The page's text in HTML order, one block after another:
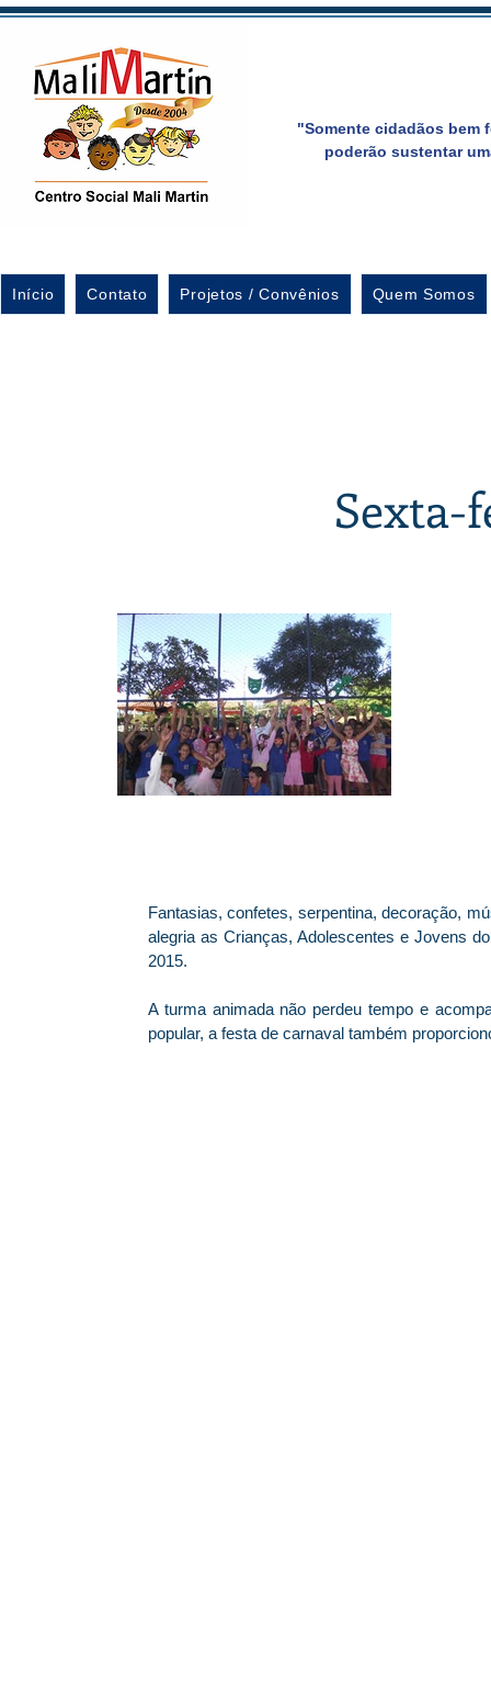
"Somente cidadãos bem
poderão sustentar
Início Contato Projetos / Convênios Quem Somos
Fantasias, confetes, serpentina, decoração,
alegria as Crianças, Adolescentes e Jovens
2015.
A turma animada não perdeu tempo e
popular, a festa de carnaval também